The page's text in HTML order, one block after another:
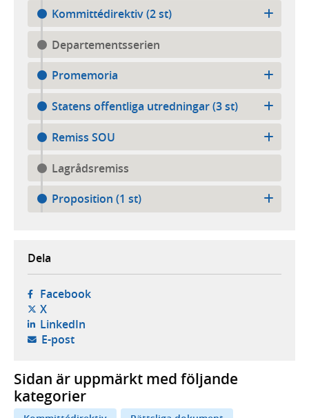
Kommittédirektiv (2 st)
Departementsserien
Promemoria
Statens offentliga utredningar (3 st)
Remiss SOU
Lagrådsremiss
Proposition (1 st)
Dela
Facebook- öppnas i ny flik, extern webbplats,
X- öppnas i ny flik, extern webbplats,
LinkedIn- öppnas i ny flik, extern webbplats,
E-post- öppnar din e-postklient,
Sidan är uppmärkt med följande
kategorier